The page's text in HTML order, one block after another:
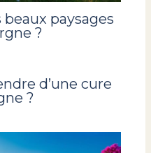
paysages
?
d’une cure
?